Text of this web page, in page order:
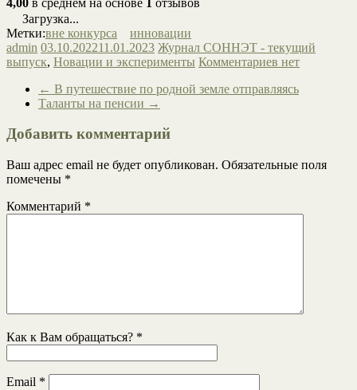
Загрузка...
Метки:вне конкурса
инновации
admin 03.10.202211.01.2023 Журнал СОННЭТ - текущий
выпуск, Новации и эксперименты Комментариев нет
← В путешествие по родной земле отправляясь
Таланты на пенсии →
Добавить комментарий
Ваш адрес email не будет опубликован. Обязательные поля
помечены *
Комментарий *
Как к Вам обращаться? *
Email *